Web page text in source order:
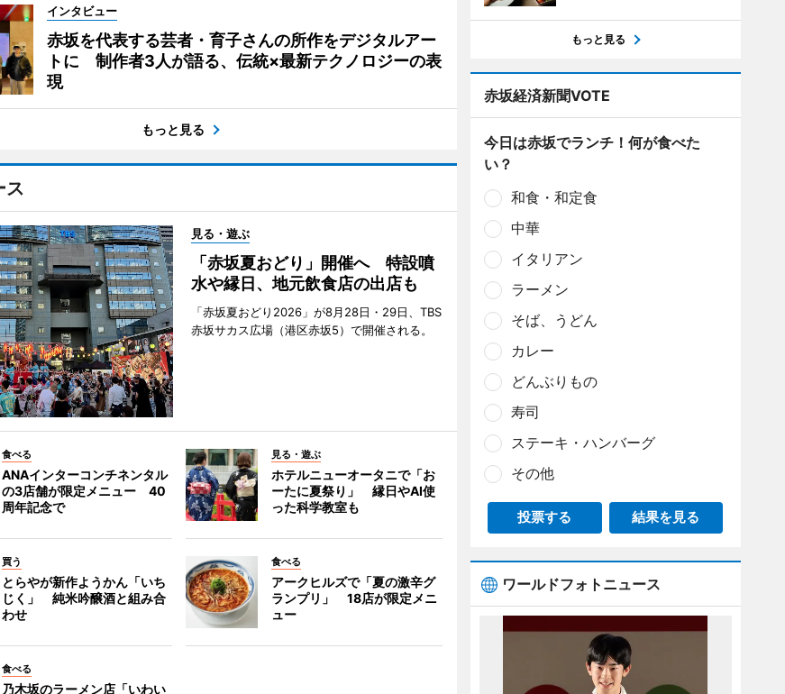
インタビュー
赤坂を代表する芸者・育子さんの所作をデジタルアー
トに 制作者3人が語る、伝統×最新テクノロジーの表
現
もっと見る
ス
見る・遊ぶ
「赤坂夏おどり」開催へ 特設噴
水や縁日、地元飲食店の出店も
「赤坂夏おどり2026」が8月28日・29日、TBS
赤坂サカス広場（港区赤坂5）で開催される。
食べる
ANAインターコンチネンタル
の3店舗が限定メニュー 40
周年記念で
見る・遊ぶ
ホテルニューオータニで「お
ーたに夏祭り」 縁日やAI使
った科学教室も
買う
とらやが新作ようかん「いち
じく」 純米吟醸酒と組み合
わせ
食べる
アークヒルズで「夏の激辛グ
ランプリ」 18店が限定メニ
ュー
食べる
乃木坂のラーメン店「いわい
もっと見る
赤坂経済新聞VOTE
今日は赤坂でランチ！何が食べた
い？
和食・和定食
中華
イタリアン
ラーメン
そば、うどん
カレー
どんぶりもの
寿司
ステーキ・ハンバーグ
その他
投票する 結果を見る
ワールドフォトニュース